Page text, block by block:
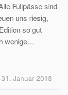
Fullpässe sind
uns riesig,
so gut
wenige…
31. Januar 2018